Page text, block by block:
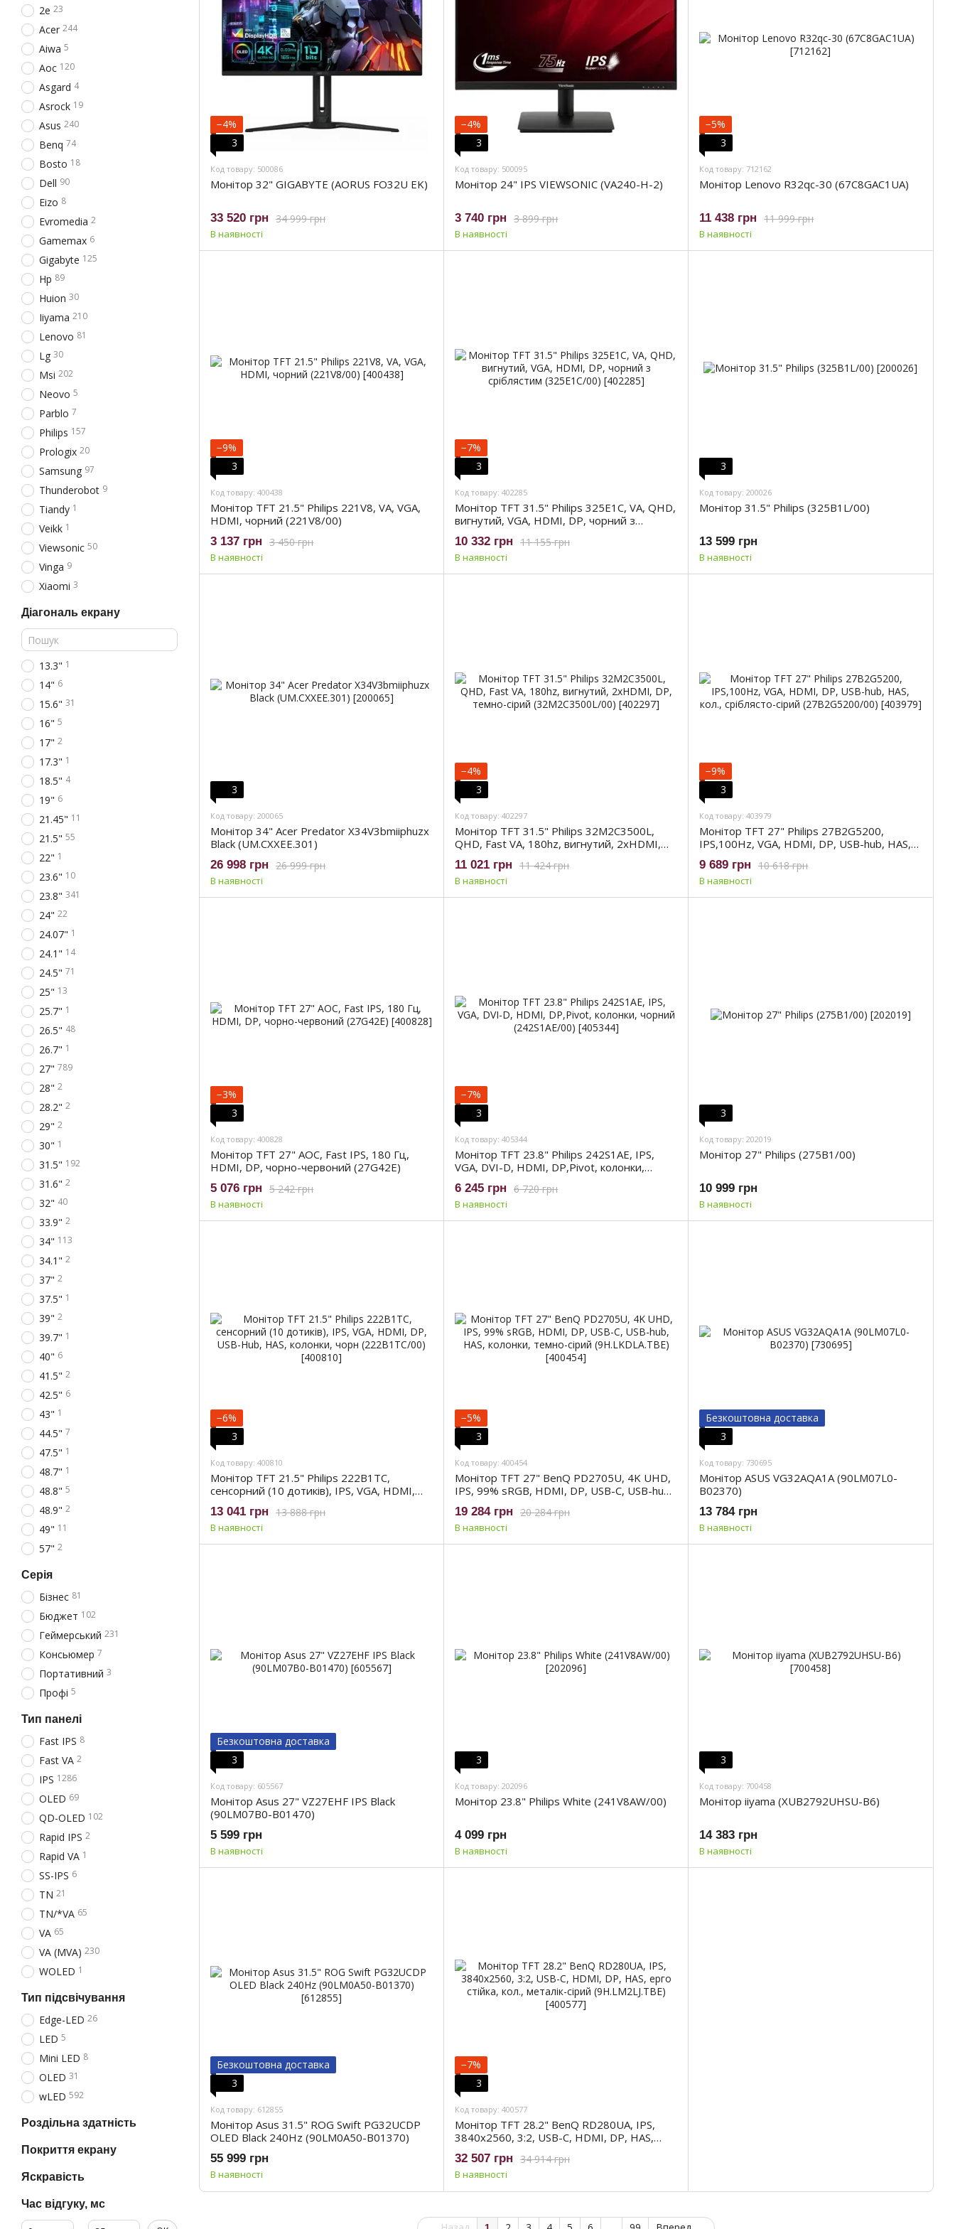
−4%
3
Код товару: 500086
Монітор 32" GIGABYTE (AORUS FO32U EK)
34 999 грн
33 520 грн
В наявності
−4%
3
Код товару: 500095
Монітор 24" IPS VIEWSONIC (VA240-H-2)
3 899 грн
3 740 грн
В наявності
−5%
3
Код товару: 712162
Монітор Lenovo R32qc-30 (67C8GAC1UA)
11 999 грн
11 438 грн
В наявності
−9%
3
Код товару: 400438
Монітор TFT 21.5" Philips 221V8, VA, VGA,
HDMI, чорний (221V8/00)
3 450 грн
3 137 грн
В наявності
−7%
3
Код товару: 402285
Монітор TFT 31.5" Philips 325E1C, VA, QHD,
вигнутий, VGA, HDMI, DP, чорний з
сріблястим (325E1C/00)
11 155 грн
10 332 грн
В наявності
3
Код товару: 200026
Монітор 31.5" Philips (325B1L/00)
13 599 грн
В наявності
3
Код товару: 200065
Монiтор 34" Acer Predator X34V3bmiiphuzx
Black (UM.CXXEE.301)
26 999 грн
26 998 грн
В наявності
−4%
3
Код товару: 402297
Монітор TFT 31.5" Philips 32M2C3500L,
QHD, Fast VA, 180hz, вигнутий, 2хHDMI,
DP, темно-сірий (32M2C3500L/00)
11 424 грн
11 021 грн
В наявності
−9%
3
Код товару: 403979
Монітор TFT 27" Philips 27B2G5200,
IPS,100Hz, VGA, HDMI, DP, USB-hub, HAS,
кол., сріблясто-сірий (27B2G5200/00)
10 618 грн
9 689 грн
В наявності
−3%
3
Код товару: 400828
Монітор TFT 27" AOC, Fast IPS, 180 Гц,
HDMI, DP, чорно-червоний (27G42E)
5 242 грн
5 076 грн
В наявності
−7%
3
Код товару: 405344
Монітор TFT 23.8" Philips 242S1AE, IPS,
VGA, DVI-D, HDMI, DP,Pivot, колонки,
чорний (242S1AE/00)
6 720 грн
6 245 грн
В наявності
3
Код товару: 202019
Монітор 27" Philips (275B1/00)
10 999 грн
В наявності
−6%
3
Код товару: 400810
Монітор TFT 21.5" Philips 222B1TC,
сенсорний (10 дотиків), IPS, VGA, HDMI,
DP, USB-Hub, HAS, колонки, чорн
(222B1TC/00)13 888 грн
13 041 грн
В наявності
−5%
3
Код товару: 400454
Монітор TFT 27" BenQ PD2705U, 4K UHD,
IPS, 99% sRGB, HDMI, DP, USB-C, USB-hub,
HAS, колонки, темно-сірий (9H.LKDLA.TBE)
20 284 грн
19 284 грн
В наявності
Безкоштовна доставка
3
Код товару: 730695
Монітор ASUS VG32AQA1A (90LM07L0-
B02370)
13 784 грн
В наявності
Безкоштовна доставка
3
Код товару: 605567
Монітор Asus 27" VZ27EHF IPS Black
(90LM07B0-B01470)
5 599 грн
В наявності
3
Код товару: 202096
Монiтор 23.8" Philips White (241V8AW/00)
4 099 грн
В наявності
3
Код товару: 700458
Монітор iiyama (XUB2792UHSU-B6)
14 383 грн
В наявності
Безкоштовна доставка
3
Код товару: 612855
Монітор Asus 31.5" ROG Swift PG32UCDP
OLED Black 240Hz (90LM0A50-B01370)
55 999 грн
В наявності
−7%
3
Код товару: 400577
Монітор TFT 28.2" BenQ RD280UA, IPS,
3840x2560, 3:2, USB-C, HDMI, DP, HAS,
ерго стійка, кол., металік-сірий
(9H.LM2LJ.TBE)34 914 грн
32 507 грн
В наявності
2e 23
Acer 244
Aiwa 5
Aoc 120
Asgard 4
Asrock 19
Asus 240
Benq 74
Bosto 18
Dell 90
Eizo 8
Evromedia 2
Gamemax 6
Gigabyte 125
Hp 89
Huion 30
Iiyama 210
Lenovo 81
Lg 30
Msi 202
Neovo 5
Parblo 7
Philips 157
Prologix 20
Samsung 97
Thunderobot 9
Tiandy 1
Veikk 1
Viewsonic 50
Vinga 9
Xiaomi 3
Діагональ екрану
13.3" 1
14" 6
15.6" 31
16" 5
17" 2
17.3" 1
18.5" 4
19" 6
21.45" 11
21.5" 55
22" 1
23.6" 10
23.8" 341
24" 22
24.07" 1
24.1" 14
24.5" 71
25" 13
25.7" 1
26.5" 48
26.7" 1
27" 789
28" 2
28.2" 2
29" 2
30" 1
31.5" 192
31.6" 2
32" 40
33.9" 2
34" 113
34.1" 2
37" 2
37.5" 1
39" 2
39.7" 1
40" 6
41.5" 2
42.5" 6
43" 1
44.5" 7
47.5" 1
48.7" 1
48.8" 5
48.9" 2
49" 11
57" 2
Серія
Бізнес 81
Бюджет 102
Геймерський 231
Консьюмер 7
Портативний 3
Профі 5
Тип панелі
Fast IPS 8
Fast VA 2
IPS 1286
OLED 69
QD-OLED 102
Rapid IPS 2
Rapid VA 1
SS-IPS 6
TN 21
TN/*VA 65
VA 65
VA (MVA) 230
WOLED 1
Тип підсвічування
Edge-LED 26
LED 5
Mini LED 8
OLED 31
wLED 592
Роздільна здатність
Покриття екрану
Яскравість
Час відгуку, мс
От Час відгуку, мс
До Час відгуку, мс